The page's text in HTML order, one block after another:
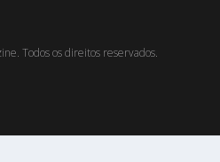
Todos os direitos reservados.